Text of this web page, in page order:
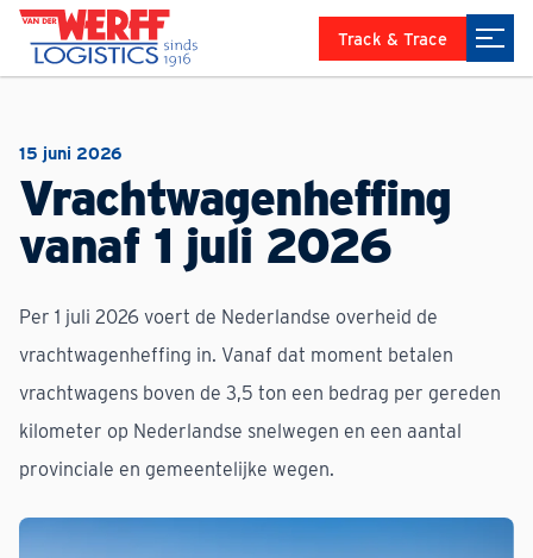
Track & Trace
15 juni 2026
Vrachtwagenheffing
vanaf 1 juli 2026
Per 1 juli 2026 voert de Nederlandse overheid de
vrachtwagenheffing in. Vanaf dat moment betalen
vrachtwagens boven de 3,5 ton een bedrag per gereden
kilometer op Nederlandse snelwegen en een aantal
provinciale en gemeentelijke wegen.